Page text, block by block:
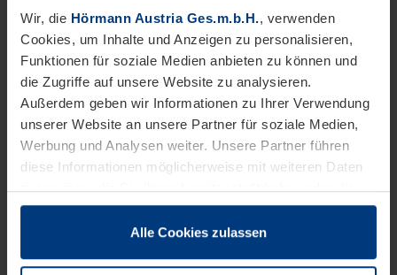
Wir, die Hörmann Austria Ges.m.b.H., verwenden
Cookies, um Inhalte und Anzeigen zu personalisieren,
Funktionen für soziale Medien anbieten zu können und
die Zugriffe auf unsere Website zu analysieren.
Außerdem geben wir Informationen zu Ihrer Verwendung
unserer Website an unsere Partner für soziale Medien,
Werbung und Analysen weiter. Unsere Partner führen
diese Informationen möglicherweise mit weiteren Daten
zusammen, die Sie ihnen bereitgestellt haben oder die
sie im Rahmen Ihrer Nutzung der Dienste gesammelt
Alle Cookies zulassen